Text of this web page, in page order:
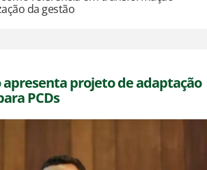
da gestão
projeto de adaptação
PCDs